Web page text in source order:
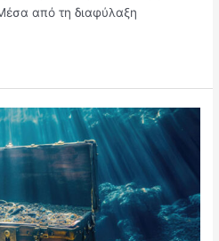
από τη διαφύλαξη